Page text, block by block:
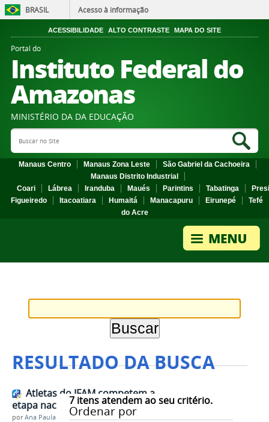
BRASIL Acesso à informação
ACESSIBILIDADE ALTO CONTRASTE MAPA DO SITE
Portal do
Instituto Federal do
Amazonas
MINISTÉRIO DA DA EDUCAÇÃO
Search Site
Manaus Centro Manaus Zona Leste
São Gabriel da Cachoeira
Manaus Distrito Industrial
Coari
Lábrea Iranduba Maués Parintins Tabatinga
Figueiredo
Itacoatiara Humaitá Manacapuru Eirunepé
Tefé
do Acre
RESULTADO DA BUSCA
7itens atendem ao seu critério.
Ordenar por
Atletas do IFAM competem a
etapa nacional dos JIFS
porAna Paula Batista